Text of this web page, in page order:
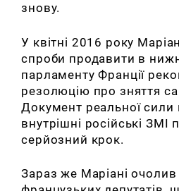
знову.
У квітні 2016 року
спроби продавити в
парламенту Франції
резолюцію про зняття
Документ реальної сили
внутрішні російські ЗМІ
серйозний крок.
Зараз же Маріані очолив